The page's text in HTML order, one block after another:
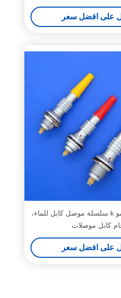
على افضل سعر
محول 2 كيلو ليمو k سلسلة موصل كابل للماء،
كابل موصلات
على افضل سعر